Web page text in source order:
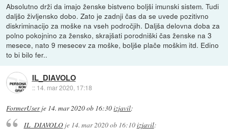
Absolutno drži da imajo ženske bistveno boljši imunski sistem. Tudi
daljšo življensko dobo. Zato je zadnji čas da se uvede pozitivno
diskriminacijo za moške na vseh področjih. Daljša delovna doba za
polno pokojnino za žensko, skrajšati porodniški čas ženske na 3
mesece, nato 9 mesecev za moške, boljše plače moškim itd. Edino
to bi bilo fer..
IL_DIAVOLO
:: 14. mar 2020, 17:18
FormerUserje 14. mar 2020 ob 16:30izjavil:
IL_DIAVOLOje 14. mar 2020 ob 16:10izjavil: